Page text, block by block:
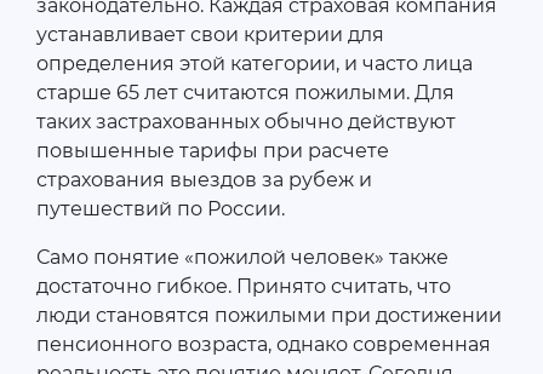
законодательно. Каждая страховая компания
устанавливает свои критерии для
определения этой категории, и часто лица
старше 65 лет считаются пожилыми. Для
таких застрахованных обычно действуют
повышенные тарифы при расчете
страхования выездов за рубеж и
путешествий по России.
Само понятие «пожилой человек» также
достаточно гибкое. Принято считать, что
люди становятся пожилыми при достижении
пенсионного возраста, однако современная